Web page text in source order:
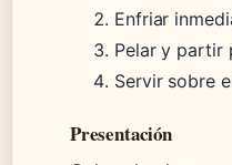
Enfriar
Pelar y partir
Servir sobre
Presentación